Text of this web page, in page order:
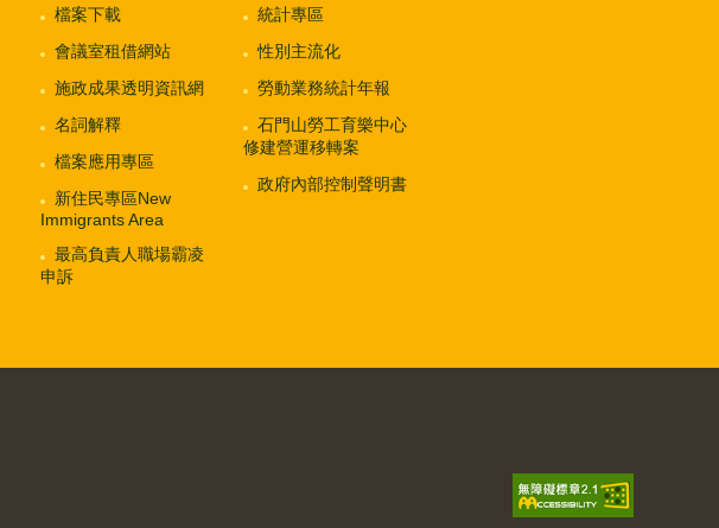
檔案下載
會議室租借網站
施政成果透明資訊網
名詞解釋
檔案應用專區
新住民專區New
Immigrants Area
最高負責人職場霸凌
申訴
統計專區
性別主流化
勞動業務統計年報
石門山勞工育樂中心
修建營運移轉案
政府內部控制聲明書